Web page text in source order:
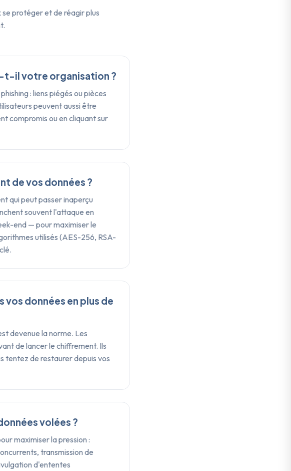
protéger et de réagir plus
t-il votre organisation ?
: liens piégés ou pièces
peuvent aussi être
compromis ou en cliquant sur
de vos données ?
qui peut passer inaperçu
souvent l'attaque en
end — pour maximiser le
utilisés (AES-256, RSA-
données en plus de
devenue la norme. Les
de lancer le chiffrement. Ils
tentez de restaurer depuis vos
volées ?
maximiser la pression :
transmission de
d'ententes